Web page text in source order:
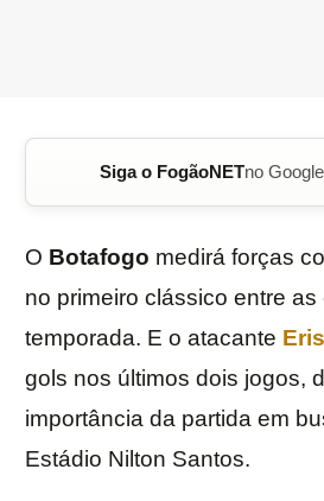
Siga o FogãoNETno
O Botafogo medirá forças
no primeiro clássico entre
temporada. E o atacante
gols nos últimos dois jogos,
importância da partida em
Estádio Nilton Santos.